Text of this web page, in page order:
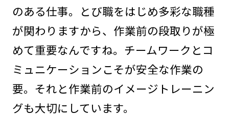
のある仕事。とび職をはじめ多彩な職種
が関わりますから、作業前の段取りが極
めて重要なんですね。チームワークとコ
ミュニケーションこそが安全な作業の
要。それと作業前のイメージトレーニン
グも大切にしています。